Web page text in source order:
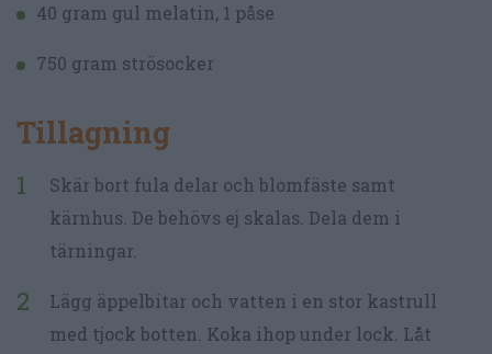
40 gram gul melatin, 1 påse
750 gram strösocker
Tillagning
Skär bort fula delar och blomfäste samt
kärnhus. De behövs ej skalas. Dela dem i
tärningar.
Lägg äppelbitar och vatten i en stor kastrull
med tjock botten. Koka ihop under lock. Låt